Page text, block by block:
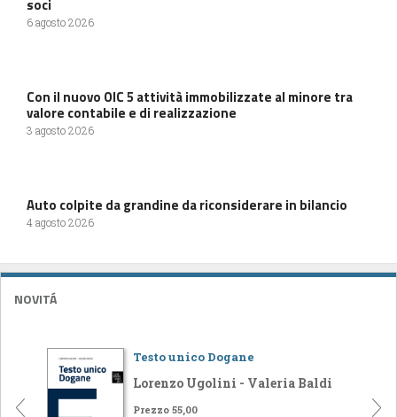
soci
6 agosto 2026
Con il nuovo OIC 5 attività immobilizzate al minore tra
valore contabile e di realizzazione
3 agosto 2026
Auto colpite da grandine da riconsiderare in bilancio
4 agosto 2026
NOVITÁ
Testo unico Dogane
Lorenzo Ugolini - Valeria Baldi
Prezzo 55,00